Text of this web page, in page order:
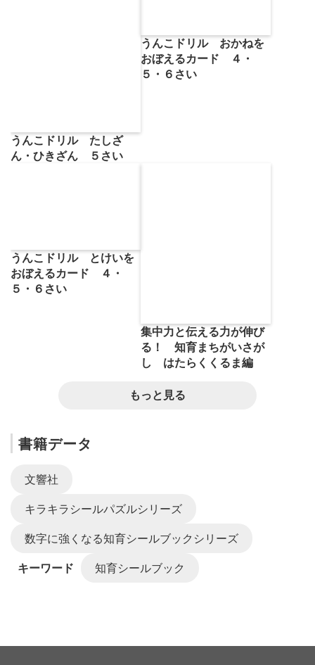
うんこドリル たしざ
ん・ひきざん ５さい
うんこドリル おかねを
おぼえるカード ４・
５・６さい
うんこドリル とけいを
おぼえるカード ４・
５・６さい
集中力と伝える力が伸び
る！ 知育まちがいさが
し はたらくくるま編
もっと見る
書籍データ
文響社
キラキラシールパズルシリーズ
数字に強くなる知育シールブックシリーズ
キーワード 知育シールブック